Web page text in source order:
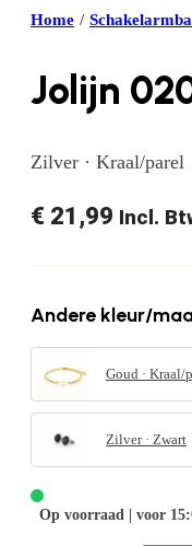
Home /
Jolijn
Zilver · Kraal/parel
€ 21,99 Incl.
Andere kleur/
Goud · Kraal/
Zilver · Zwart
Op voorraad | voor